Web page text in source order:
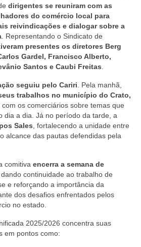
dirigentes se reuniram com as
do comércio local para
reivindicações e dialogar sobre a
. Representando o Sindicato de
presentes os diretores Berg
Gardel, Francisco Alberto,
Santos e Caubi Freitas
seguiu pelo Cariri . Pela manhã,
trabalhos no município do Crato,
os comerciários sobre temas que
dia a dia. Já no período da tarde, a
Sales , fortalecendo a unidade entre
alcance das pautas defendidas pela
comitiva encerra a semana de
, dando continuidade ao trabalho de
e reforçando a importância da
dos desafios enfrentados pelos
no estado.
2025/2026 concentra suas
em pontos como: